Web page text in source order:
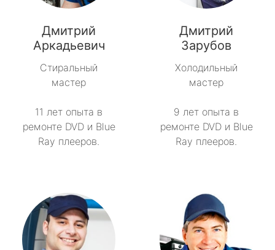
Дмитрий
Аркадьевич
Стиральный
мастер
11 лет опыта в
ремонте DVD и Blue
Ray плееров.
Дмитрий
Зарубов
Холодильный
мастер
9 лет опыта в
ремонте DVD и Blue
Ray плееров.